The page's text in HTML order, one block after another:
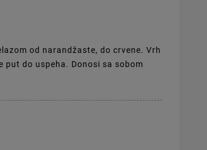
od narandžaste, do crvene. Vrh
put do uspeha. Donosi sa sobom